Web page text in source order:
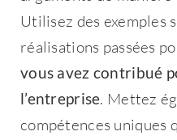
Utilisez des exemples
réalisations passées
vous avez contribué
l’entreprise. Mettez
compétences uniques